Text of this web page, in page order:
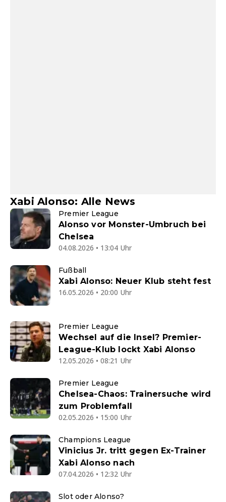
Xabi Alonso: Alle News
Premier League
Alonso vor Monster-Umbruch bei
Chelsea
04.08.2026 • 13:04 Uhr
Fußball
Xabi Alonso: Neuer Klub steht fest
16.05.2026 • 20:00 Uhr
Premier League
Wechsel auf die Insel? Premier-
League-Klub lockt Xabi Alonso
12.05.2026 • 08:21 Uhr
Premier League
Chelsea-Chaos: Trainersuche wird
zum Problemfall
02.05.2026 • 15:00 Uhr
Champions League
Vinicius Jr. tritt gegen Ex-Trainer
Xabi Alonso nach
07.04.2026 • 12:32 Uhr
Slot oder Alonso?